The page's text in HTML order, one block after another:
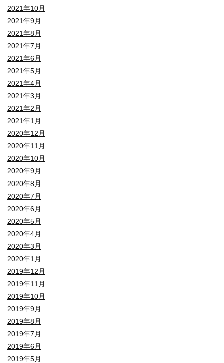
2021年10月
2021年9月
2021年8月
2021年7月
2021年6月
2021年5月
2021年4月
2021年3月
2021年2月
2021年1月
2020年12月
2020年11月
2020年10月
2020年9月
2020年8月
2020年7月
2020年6月
2020年5月
2020年4月
2020年3月
2020年1月
2019年12月
2019年11月
2019年10月
2019年9月
2019年8月
2019年7月
2019年6月
2019年5月